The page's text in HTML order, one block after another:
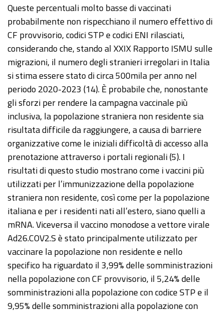
Queste percentuali molto basse di vaccinati
probabilmente non rispecchiano il numero effettivo di
CF provvisorio, codici STP e codici ENI rilasciati,
considerando che, stando al XXIX Rapporto ISMU sulle
migrazioni, il numero degli stranieri irregolari in Italia
si stima essere stato di circa 500mila per anno nel
periodo 2020-2023 (14). È probabile che, nonostante
gli sforzi per rendere la campagna vaccinale più
inclusiva, la popolazione straniera non residente sia
risultata difficile da raggiungere, a causa di barriere
organizzative come le iniziali difficoltà di accesso alla
prenotazione attraverso i portali regionali (5). I
risultati di questo studio mostrano come i vaccini più
utilizzati per l’immunizzazione della popolazione
straniera non residente, così come per la popolazione
italiana e per i residenti nati all’estero, siano quelli a
mRNA. Viceversa il vaccino monodose a vettore virale
Ad26.COV2.S è stato principalmente utilizzato per
vaccinare la popolazione non residente e nello
specifico ha riguardato il 3,99% delle somministrazioni
nella popolazione con CF provvisorio, il 5,24% delle
somministrazioni alla popolazione con codice STP e il
9,95% delle somministrazioni alla popolazione con